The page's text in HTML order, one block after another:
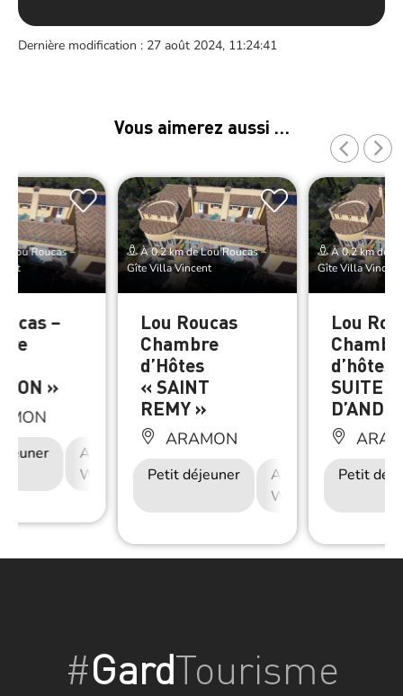
Dernière modification : 27 août 2024, 11:24:41
Vous aimerez aussi …
Lou Roucas –
–
»
Accès Internet
Wifi
À 0.2 km de Lou Roucas –
Gîte Villa Vincent
Lou Roucas
Chambre
d’Hôtes
« SAINT
REMY »
ARAMON
Petit déjeuner
Accès Internet
Wifi
À 0.2 km de
Gîte Villa Vincent
Lou
d’hôtes
SUITE
Petit
#GardTourisme